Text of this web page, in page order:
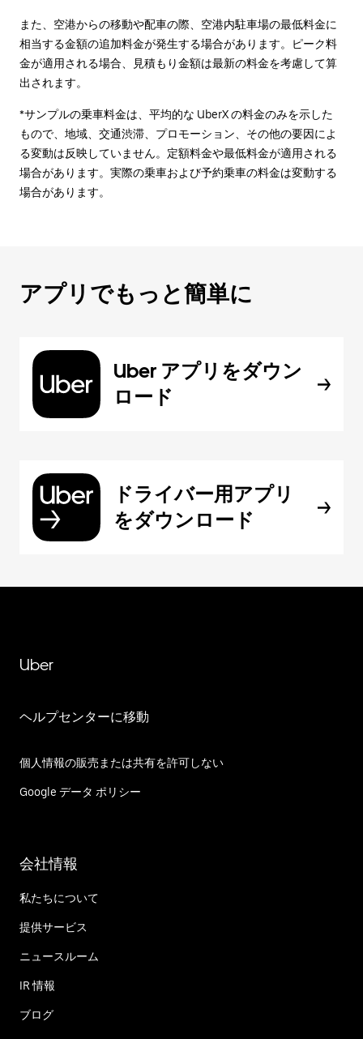
また、空港からの移動や配車の際、空港内駐車場の最低料金に
相当する金額の追加料金が発生する場合があります。ピーク料
金が適用される場合、見積もり金額は最新の料金を考慮して算
出されます。
*サンプルの乗車料金は、平均的な UberX の料金のみを示した
もので、地域、交通渋滞、プロモーション、その他の要因によ
る変動は反映していません。定額料金や最低料金が適用される
場合があります。実際の乗車および予約乗車の料金は変動する
場合があります。
アプリでもっと簡単に
Uber アプリをダウン
ロード
ドライバー用アプリ
をダウンロード
Uber
ヘルプセンターに移動
個人情報の販売または共有を許可しない
Google データ ポリシー
会社情報
私たちについて
提供サービス
ニュースルーム
IR 情報
ブログ